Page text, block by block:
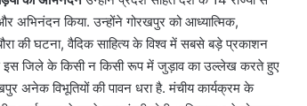
अभिनंदन किया. उन्होंने गोरखपुर को आध्यात्मिक,
की घटना, वैदिक साहित्य के विश्व में सबसे बड़े प्रकाशन
से इस जिले के किसी न किसी रूप में जुड़ाव का उल्लेख करते हुए
अनेक विभूतियों की पावन धरा है. मंचीय कार्यक्रम के
बढ़ावा,
चार
सर्किट
में
दौड़ेंगी
August 9, 2026
दिल्ली में स्पिरिचुअल टूरिज्म को बढ़ावा,
चार सर्किट में दौड़ेंगी इलेक्ट्रिक बसें